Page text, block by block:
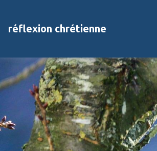
réflexion chrétienne